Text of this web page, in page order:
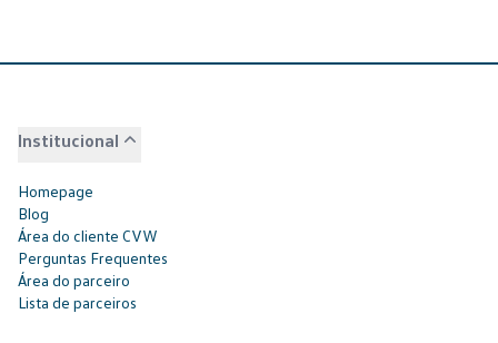
Institucional
Homepage
Blog
Área do cliente CVW
Perguntas Frequentes
Área do parceiro
Lista de parceiros